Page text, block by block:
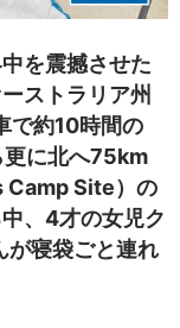
を震撼させた
ストラリア州
で約10時間の
に北へ75km
Camp Site）の
、4才の女児ク
寝袋ごと連れ